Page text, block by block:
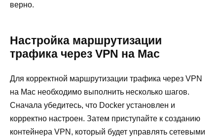
верно.
Настройка маршрутизации
трафика через VPN на Mac
Для корректной маршрутизации трафика через VPN
на Mac необходимо выполнить несколько шагов.
Сначала убедитесь, что Docker установлен и
корректно настроен. Затем приступайте к созданию
контейнера VPN, который будет управлять сетевыми